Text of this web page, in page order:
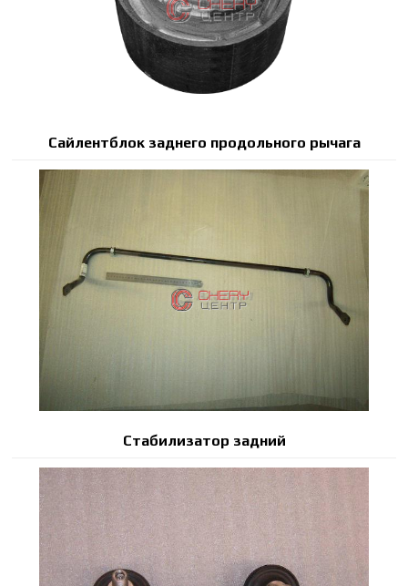
Сайлентблок заднего продольного рычага
Стабилизатор задний